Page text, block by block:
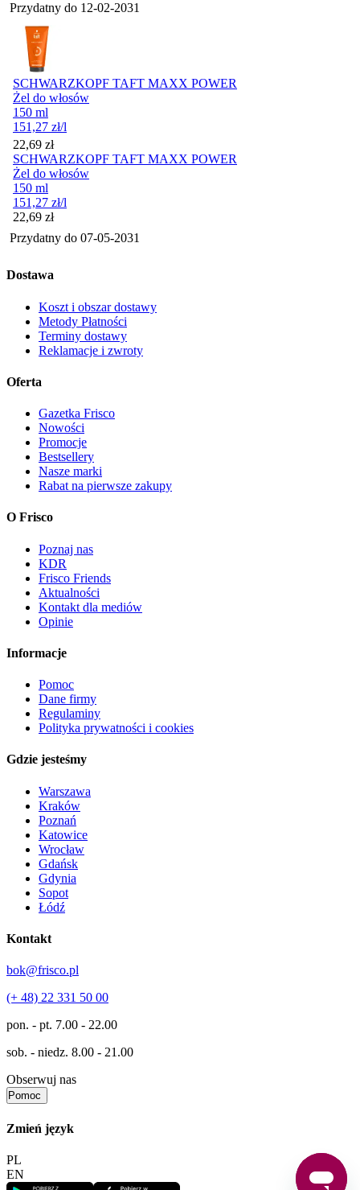
Przydatny do 12-02-2031
SCHWARZKOPF TAFT MAXX POWER
Żel do włosów
150 ml
151,27 zł/l
Cena
22,69 zł
SCHWARZKOPF TAFT MAXX POWER
Żel do włosów
150 ml
151,27 zł/l
Cena
22,69 zł
Przydatny do 07-05-2031
Dostawa
Koszt i obszar dostawy
Metody Płatności
Terminy dostawy
Reklamacje i zwroty
Oferta
Gazetka Frisco
Nowości
Promocje
Bestsellery
Nasze marki
Rabat na pierwsze zakupy
O Frisco
Poznaj nas
KDR
Frisco Friends
Aktualności
Kontakt dla mediów
Opinie
Informacje
Pomoc
Dane firmy
Regulaminy
Polityka prywatności i cookies
Gdzie jesteśmy
Warszawa
Kraków
Poznań
Katowice
Wrocław
Gdańsk
Gdynia
Sopot
Łódź
Kontakt
bok@frisco.pl
(+ 48) 22 331 50 00
pon. - pt. 7.00 - 22.00
sob. - niedz. 8.00 - 21.00
Obserwuj nas
Pomoc
Zmień język
PL
EN